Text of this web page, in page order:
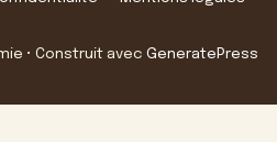
• Construit avec GeneratePress